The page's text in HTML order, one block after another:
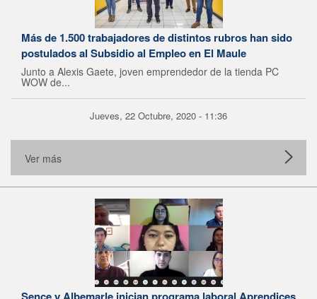
Más de 1.500 trabajadores de distintos rubros han sido
postulados al Subsidio al Empleo en El Maule
Junto a Alexis Gaete, joven emprendedor de la tienda PC
WOW de...
Jueves, 22 Octubre, 2020 - 11:36
Ver más